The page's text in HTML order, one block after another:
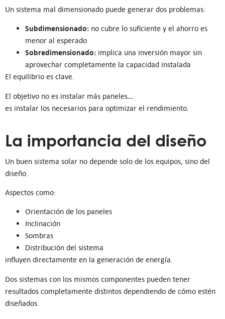
Un sistema mal dimensionado puede generar dos problemas:
Subdimensionado: no cubre lo suficiente y el ahorro es
menor al esperado
Sobredimensionado: implica una inversión mayor sin
aprovechar completamente la capacidad instalada
El equilibrio es clave.
El objetivo no es instalar más paneles…
es instalar los necesarios para optimizar el rendimiento.
La importancia del diseño
Un buen sistema solar no depende solo de los equipos, sino del
diseño.
Aspectos como:
Orientación de los paneles
Inclinación
Sombras
Distribución del sistema
influyen directamente en la generación de energía.
Dos sistemas con los mismos componentes pueden tener
resultados completamente distintos dependiendo de cómo estén
diseñados.